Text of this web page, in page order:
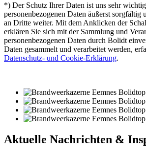
*) Der Schutz Ihrer Daten ist uns sehr
personenbezogenen Daten äußerst sorgfältig
an Dritte weiter. Mit dem Anklicken der
erklären Sie sich mit der Sammlung und
personenbezogenen Daten durch Bolidt
Daten gesammelt und verarbeitet werden,
Datenschutz- und Cookie-Erklärung.
Aktuelle Nachrichten &